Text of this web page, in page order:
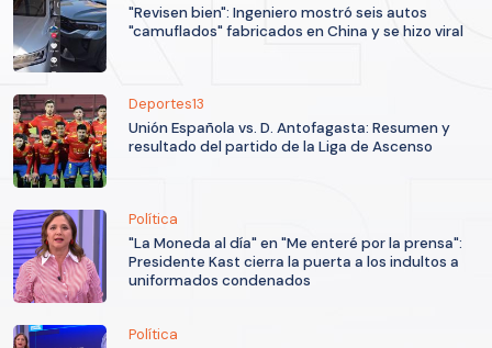
"Revisen bien": Ingeniero mostró seis autos
"camuflados" fabricados en China y se hizo viral
Deportes13
Unión Española vs. D. Antofagasta: Resumen y
resultado del partido de la Liga de Ascenso
Política
"La Moneda al día" en "Me enteré por la prensa":
Presidente Kast cierra la puerta a los indultos a
uniformados condenados
Política